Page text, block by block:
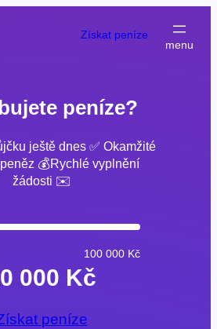
Získat peníze
peníze?
ještě dnes ✅ Okamžité
💰Rychlé vyplnění
žádosti ✉️
100 000 Kč
000 Kč
peníze